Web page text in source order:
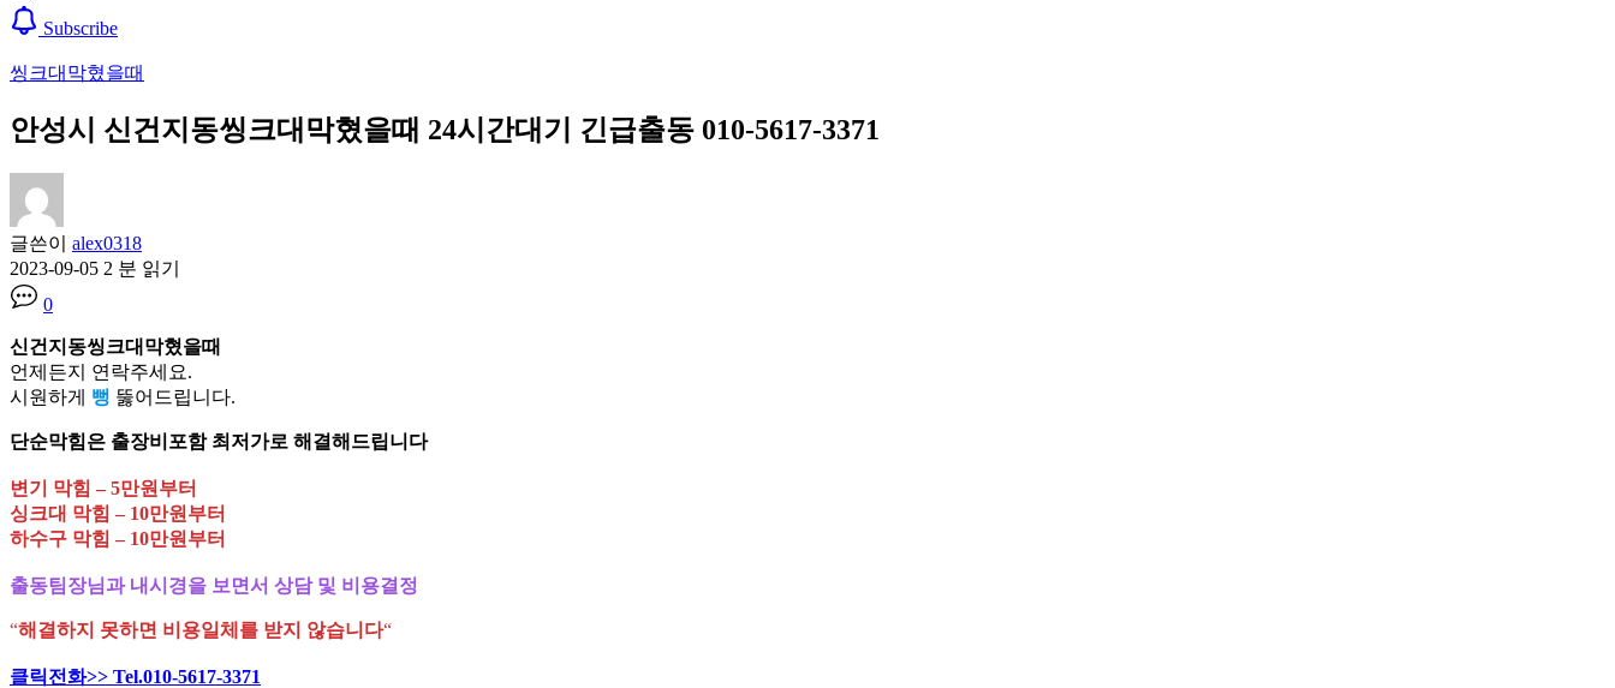
Subscribe
씽크대막혔을때
안성시 신건지동씽크대막혔을때 24시간대기 긴급출동 010-5617-3371
글쓴이 alex0318
2023-09-05 2 분 읽기
0
신건지동씽크대막혔을때
언제든지 연락주세요.
시원하게 뻥 뚫어드립니다.
단순막힘은 출장비포함 최저가로 해결해드립니다
변기 막힘 – 5만원부터
싱크대 막힘 – 10만원부터
하수구 막힘 – 10만원부터
출동팀장님과 내시경을 보면서 상담 및 비용결정
“해결하지 못하면 비용일체를 받지 않습니다“
클릭전화>> Tel.010-5617-3371